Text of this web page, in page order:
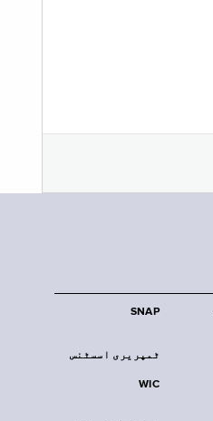
SNAP
ٹمپریری اسسٹنس
WIC